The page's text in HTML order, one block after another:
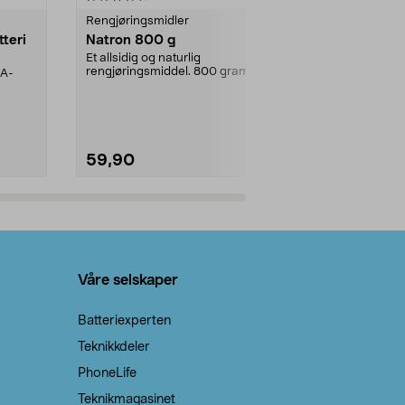
Rengjøringsmidler
Natron 800 g
Et allsidig og naturlig
rengjøringsmiddel. 800 gram
59,90
Våre selskaper
Batteriexperten
Teknikkdeler
PhoneLife
Teknikmagasinet